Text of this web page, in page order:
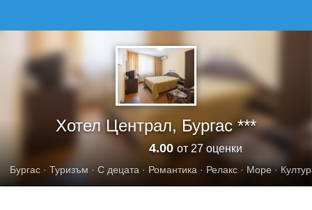
Хотел Централ, Бургас ***
4.00от 27 оценки
Бургас · Туризъм · С децата · Романтика · Релакс · Море·